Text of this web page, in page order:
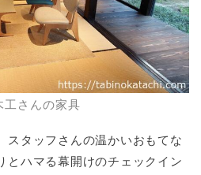
工さんの家具
スタッフさんの温かいおもてな
とハマる幕開けのチェックイン